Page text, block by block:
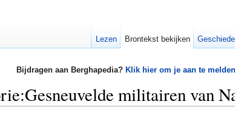
Bijdragen aan Berghapedia? Klik hier om je aan te
militairen van
Lezen Brontekst bekijken